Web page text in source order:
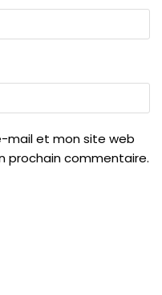
mail et mon site web
prochain commentaire.